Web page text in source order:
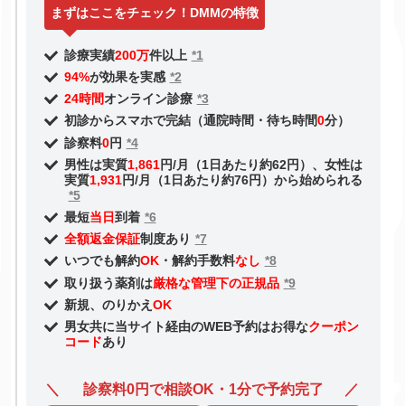
まずはここをチェック！DMMの特徴
診療実績200万件以上 *1
94%が効果を実感 *2
24時間オンライン診療 *3
初診からスマホで完結（通院時間・待ち時間0分）
診察料0円 *4
男性は実質1,861円/月（1日あたり約62円）、女性は
実質1,931円/月（1日あたり約76円）から始められる
*5
最短当日到着 *6
全額返金保証制度あり *7
いつでも解約OK・解約手数料なし *8
取り扱う薬剤は厳格な管理下の正規品 *9
新規、のりかえ OK
男女共に当サイト経由のWEB予約はお得なクーポン
コードあり
診察料0円で相談OK・1分で予約完了